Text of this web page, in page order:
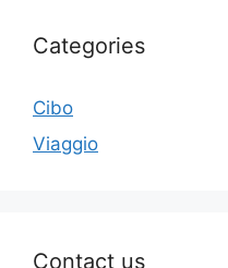
Categories
Cibo
Viaggio
Contact us